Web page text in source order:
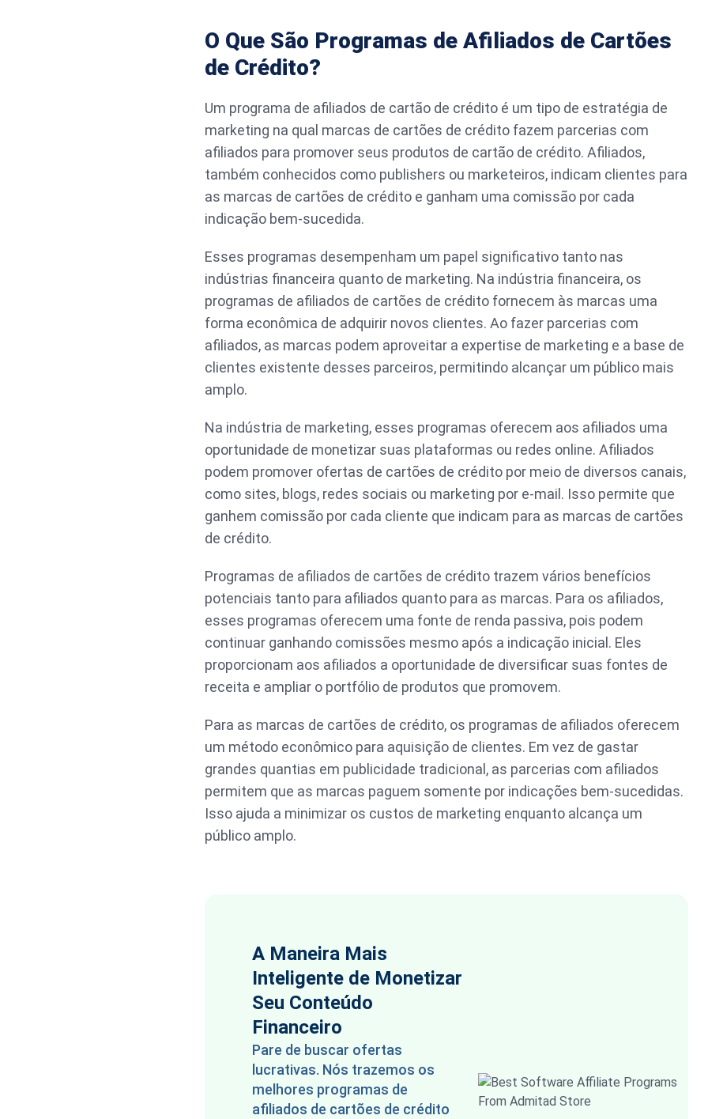
O Que São Programas de Afiliados de Cartões
de Crédito?
Um programa de afiliados de cartão de crédito é um tipo de estratégia de
marketing na qual marcas de cartões de crédito fazem parcerias com
afiliados para promover seus produtos de cartão de crédito. Afiliados,
também conhecidos como publishers ou marketeiros, indicam clientes para
as marcas de cartões de crédito e ganham uma comissão por cada
indicação bem-sucedida.
Esses programas desempenham um papel significativo tanto nas
indústrias financeira quanto de marketing. Na indústria financeira, os
programas de afiliados de cartões de crédito fornecem às marcas uma
forma econômica de adquirir novos clientes. Ao fazer parcerias com
afiliados, as marcas podem aproveitar a expertise de marketing e a base de
clientes existente desses parceiros, permitindo alcançar um público mais
amplo.
Na indústria de marketing, esses programas oferecem aos afiliados uma
oportunidade de monetizar suas plataformas ou redes online. Afiliados
podem promover ofertas de cartões de crédito por meio de diversos canais,
como sites, blogs, redes sociais ou marketing por e-mail. Isso permite que
ganhem comissão por cada cliente que indicam para as marcas de cartões
de crédito.
Programas de afiliados de cartões de crédito trazem vários benefícios
potenciais tanto para afiliados quanto para as marcas. Para os afiliados,
esses programas oferecem uma fonte de renda passiva, pois podem
continuar ganhando comissões mesmo após a indicação inicial. Eles
proporcionam aos afiliados a oportunidade de diversificar suas fontes de
receita e ampliar o portfólio de produtos que promovem.
Para as marcas de cartões de crédito, os programas de afiliados oferecem
um método econômico para aquisição de clientes. Em vez de gastar
grandes quantias em publicidade tradicional, as parcerias com afiliados
permitem que as marcas paguem somente por indicações bem-sucedidas.
Isso ajuda a minimizar os custos de marketing enquanto alcança um
público amplo.
A Maneira Mais
Inteligente de Monetizar
Seu Conteúdo
Financeiro
Pare de buscar ofertas
lucrativas. Nós trazemos os
melhores programas de
afiliados de cartões de crédito